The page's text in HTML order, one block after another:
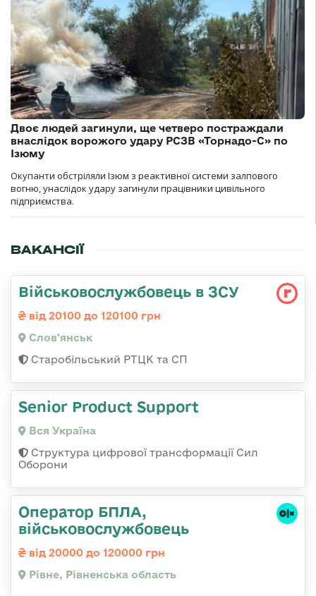
Двоє людей загинули, ще четверо постраждали
внаслідок ворожого удару РСЗВ «Торнадо-С» по
Ізюму
Окупанти обстріляли Ізюм з реактивної системи залпового
вогню, унаслідок удару загинули працівники цивільного
підприємства.
ВАКАНСІЇ
Військовослужбовець в ЗСУ
від 20100 до 120100 грн
Слов'янськ
Старобільський РТЦК та СП
Senior Product Support
Вся Україна
Структура цифрової трансформації Сил
Оборони
Оператор БПЛА,
військовослужбовець
від 20000 до 120000 грн
Рівне, Рівненська область